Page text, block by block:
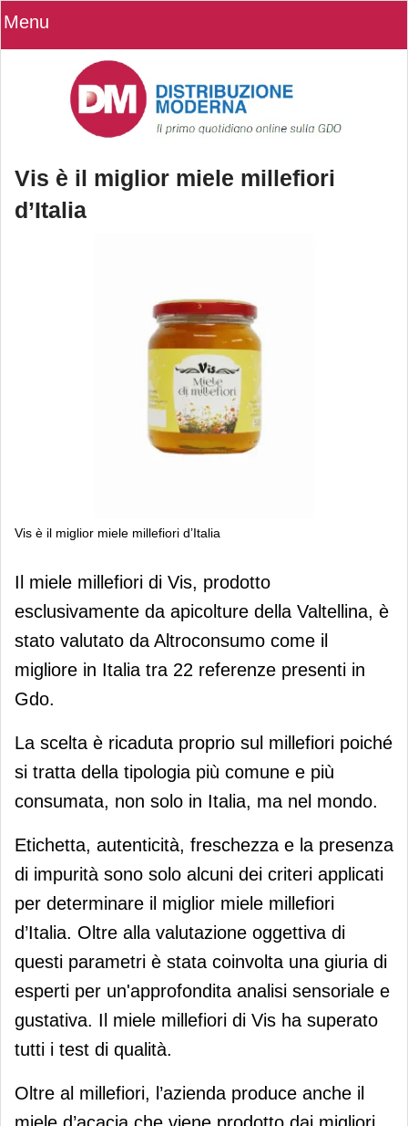
Menu
Vis è il miglior miele millefiori
d’Italia
Vis è il miglior miele millefiori d’Italia
Vis è il miglior miele millefiori d’Italia
Il miele millefiori di Vis, prodotto
esclusivamente da apicolture della Valtellina, è
stato valutato da Altroconsumo come il
migliore in Italia tra 22 referenze presenti in
Gdo.
La scelta è ricaduta proprio sul millefiori poiché
si tratta della tipologia più comune e più
consumata, non solo in Italia, ma nel mondo.
Etichetta, autenticità, freschezza e la presenza
di impurità sono solo alcuni dei criteri applicati
per determinare il miglior miele millefiori
d’Italia. Oltre alla valutazione oggettiva di
questi parametri è stata coinvolta una giuria di
esperti per un'approfondita analisi sensoriale e
gustativa. Il miele millefiori di Vis ha superato
tutti i test di qualità.
Oltre al millefiori, l’azienda produce anche il
miele d’acacia che viene prodotto dai migliori